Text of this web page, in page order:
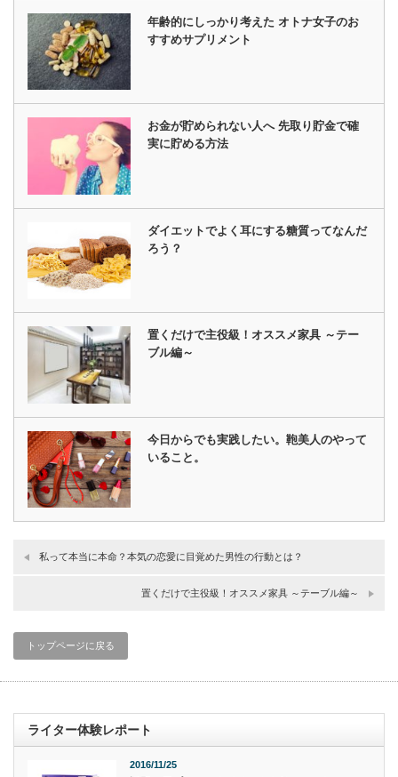
年齢的にしっかり考えた オトナ女子のお
すすめサプリメント
お金が貯められない人へ 先取り貯金で確
実に貯める方法
ダイエットでよく耳にする糖質ってなんだ
ろう？
置くだけで主役級！オススメ家具 ～テー
ブル編～
今日からでも実践したい。鞄美人のやって
いること。
私って本当に本命？本気の恋愛に目覚めた男性の行動とは？
置くだけで主役級！オススメ家具 ～テーブル編～
トップページに戻る
ライター体験レポート
2016/11/25